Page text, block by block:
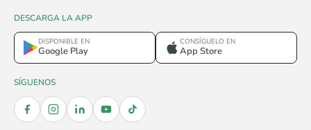
DESCARGA LA APP
DISPONIBLE EN
Google Play
CONSÍGUELO EN
App Store
SÍGUENOS